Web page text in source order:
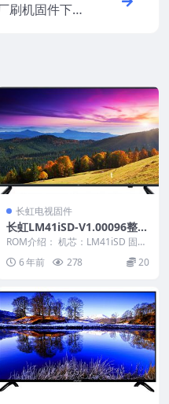
刷机固件下
长虹电视固件
长虹LM41iSD-V1.00096整机
原厂刷机固件下载
ROM介绍： 机芯：LM41iSD 固件
版本：V1.00096 适用机型：请以
机...6 年前 278 20